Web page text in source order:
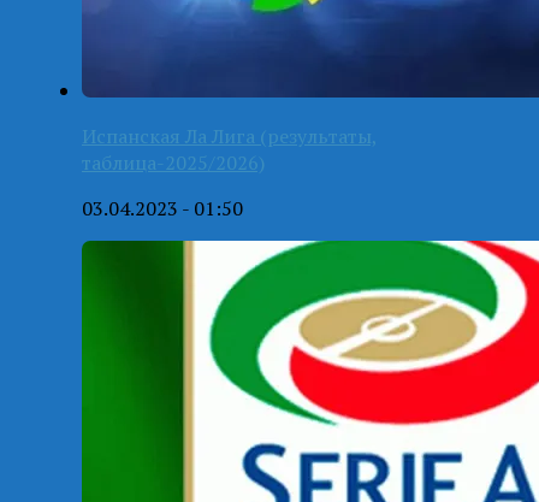
Испанская Ла Лига (результаты,
таблица-2025/2026)
03.04.2023 - 01:50